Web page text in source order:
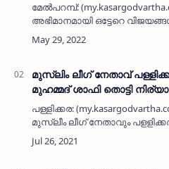
മേൽപറമ്പ്:
അഭിമാനമായി ഒട്ടേറെ
സ്വന്തമാക്കിയ ദേശീയ നീന്തൽ
അടുത്തിടെ തിരുവന്തപുരത്ത്
മുസ്ലിം ലീഗ് നേതാവ്
മുഹമ്മദ് ശാഫി തൊട്ടി
പള്ളിക്കര:
മുസ്ലീം ലീഗ് നേതാവും
താമസക്കാരനുമായ മുഹമ്മദ്
നിര്യാതനായി.